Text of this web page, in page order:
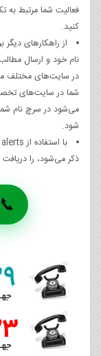
فعالیت شما مرتبط به
کنید.
از راهکارهای
نام خود و ارسال
در سایت‌های مختلف
شما در سایت‌های‌
می‌شود در سرچ نام
شود.
ذکر می‌شود، را دریافت
📞